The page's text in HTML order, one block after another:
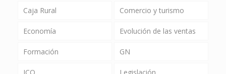
Caja Rural Comercio y turismo
Economía Evolución de las ventas
Formación GN
ICO Legislación